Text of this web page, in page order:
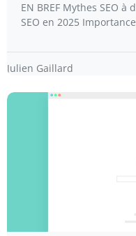
EN BREF Mythes SEO
SEO en 2025
Julien Gaillard